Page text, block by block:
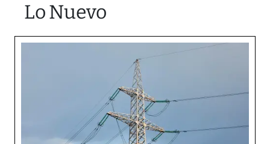
Lo Nuevo